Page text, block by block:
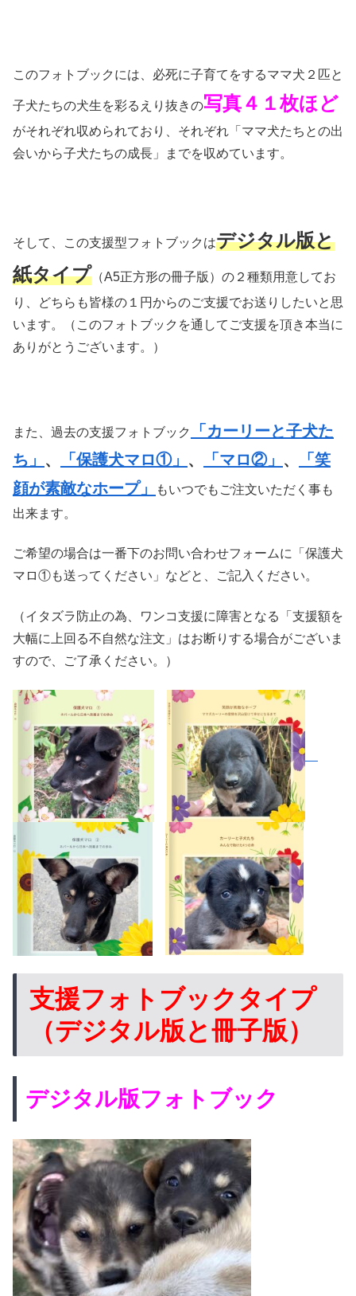
このフォトブックには、必死に子育てをするママ犬２匹と
子犬たちの犬生を彩るえり抜きの写真４１枚ほど
がそれぞれ収められており、それぞれ「ママ犬たちとの出
会いから子犬たちの成長」までを収めています。
そして、この支援型フォトブックはデジタル版と
紙タイプ （A5正方形の冊子版）の２種類用意してお
り、どちらも皆様の１円からのご支援でお送りしたいと思
います。（このフォトブックを通してご支援を頂き本当に
ありがとうございます。）
また、過去の支援フォトブック
「カーリーと子犬た
ち」 、 「保護犬マロ①」 、 「マロ②」 、
「笑
顔が素敵なホープ」
もいつでもご注文いただく事も
出来ます。
ご希望の場合は一番下のお問い合わせフォームに「保護犬
マロ①も送ってください」などと、ご記入ください。
（イタズラ防止の為、ワンコ支援に障害となる「支援額を
大幅に上回る不自然な注文」はお断りする場合がございま
すので、ご了承ください。）
支援フォトブックタイプ
（デジタル版と冊子版）
デジタル版フォトブック